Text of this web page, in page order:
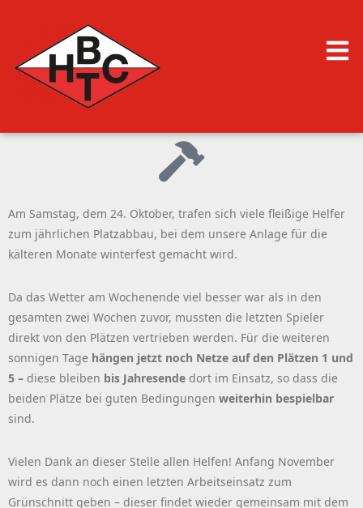
Am Samstag, dem 24. Oktober, trafen sich viele fleißige Helfer
zum jährlichen Platzabbau, bei dem unsere Anlage für die
kälteren Monate winterfest gemacht wird.
Da das Wetter am Wochenende viel besser war als in den
gesamten zwei Wochen zuvor, mussten die letzten Spieler
direkt von den Plätzen vertrieben werden. Für die weiteren
sonnigen Tage hängen jetzt noch Netze auf den Plätzen 1 und
5 – diese bleiben bis Jahresende dort im Einsatz, so dass die
beiden Plätze bei guten Bedingungen weiterhin bespielbar
sind.
Vielen Dank an dieser Stelle allen Helfen! Anfang November
wird es dann noch einen letzten Arbeitseinsatz zum
Grünschnitt geben – dieser findet wieder gemeinsam mit dem